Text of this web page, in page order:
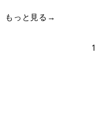
もっと見る→
1